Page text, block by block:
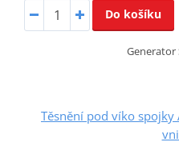
Do košíku
Generator
Těsnění pod víko spojky